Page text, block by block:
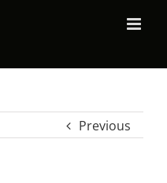
Previous